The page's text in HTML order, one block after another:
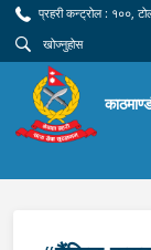
प्रहरी कन्ट्रोल : १००,